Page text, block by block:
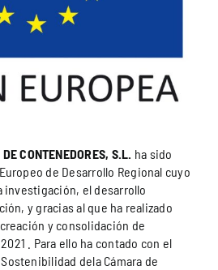
CONTENEDORES, S.L. ha sido
de Desarrollo Regional cuyo
investigación, el desarrollo
y gracias al que ha realizado
y consolidación de
. Para ello ha contado con el
dela Cámara de